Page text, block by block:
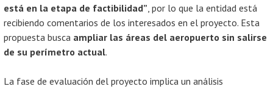
está en la etapa de factibilidad”, por lo que la entidad está
recibiendo comentarios de los interesados en el proyecto. Esta
propuesta busca ampliar las áreas del aeropuerto sin salirse
de su perímetro actual.
La fase de evaluación del proyecto implica un análisis